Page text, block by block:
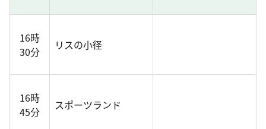
16時
30分
リスの小径
16時
45分
スポーツランド